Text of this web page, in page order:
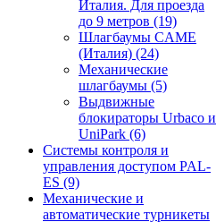
Италия. Для проезда
до 9 метров (19)
Шлагбаумы CAME
(Италия) (24)
Механические
шлагбаумы (5)
Выдвижные
блокираторы Urbaco и
UniPark (6)
Системы контроля и
управления доступом PAL-
ES (9)
Механические и
автоматические турникеты